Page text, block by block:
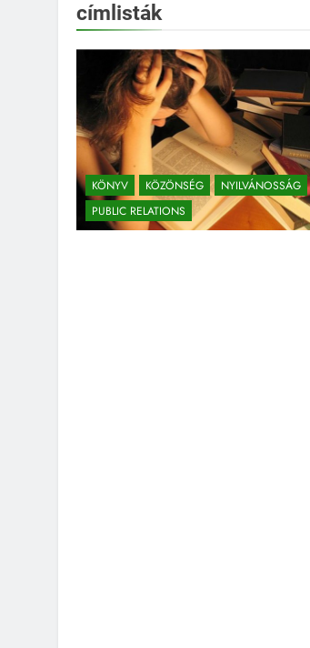
címlisták
KÖNYV KÖZÖNSÉG
NYILVÁNOSSÁG
PUBLIC RELATIONS